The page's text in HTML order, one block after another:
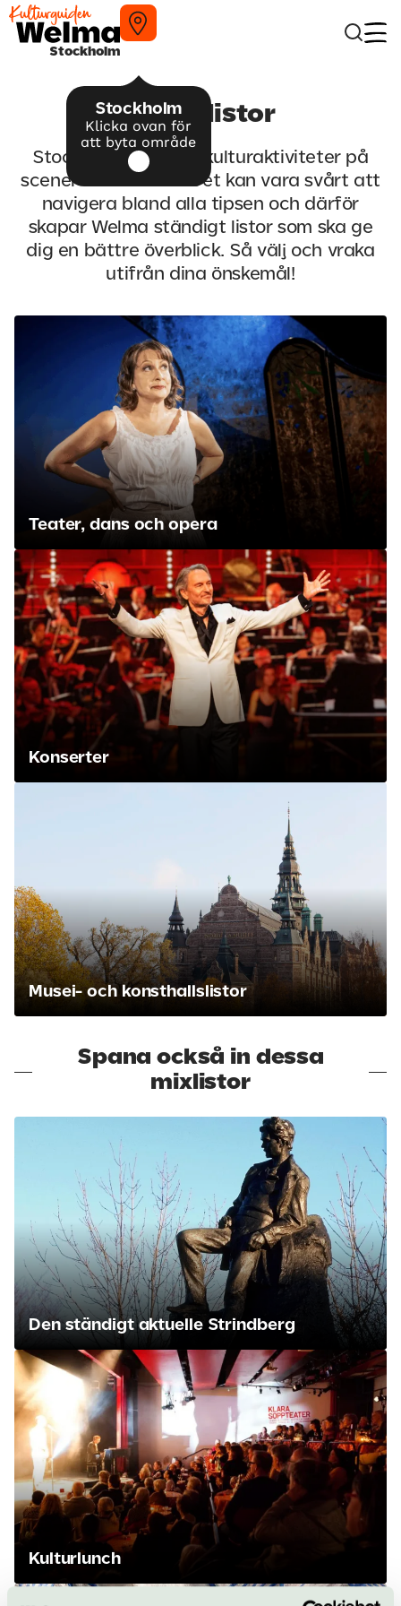
Stockholm
Stockholm
Klicka ovan för
att byta område
Kulturlistor
Stockholm kokar av kulturaktiviteter på
scener och museer. Det kan vara svårt att
navigera bland alla tipsen och därför
skapar Welma ständigt listor som ska ge
dig en bättre överblick. Så välj och vraka
utifrån dina önskemål!
Teater, dans och opera
Konserter
Musei- och konsthallslistor
Spana också in dessa
mixlistor
Den ständigt aktuelle Strindberg
Kulturlunch